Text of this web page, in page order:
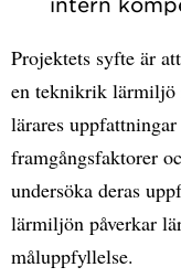
Projektets syfte är
en teknikrik lärmiljö
lärares
framgångsfaktorer
undersöka deras
lärmiljön påverkar
måluppfyllelse.